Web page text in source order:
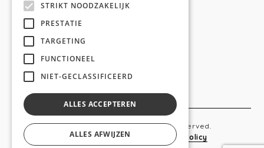
Diensten
Realisaties
Copyright © 2019 Anso. All rights reserved.
Sitemap-Privacy Policy Cookie Policy
STRIKT NOODZAKELIJK
PRESTATIE
TARGETING
FUNCTIONEEL
NIET-GECLASSIFICEERD
ALLES ACCEPTEREN
ALLES AFWIJZEN